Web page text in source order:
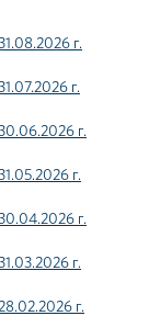
г.
г.
г.
г.
г.
г.
г.